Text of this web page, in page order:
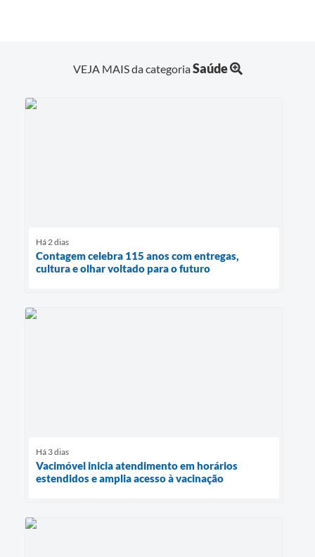
VEJA MAIS da categoriaSaúde
Há 2 dias
Contagem celebra 115 anos com entregas,
cultura e olhar voltado para o futuro
Há 3 dias
Vacimóvel inicia atendimento em horários
estendidos e amplia acesso à vacinação